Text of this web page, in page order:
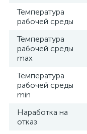
Температура
рабочей среды
Температура
рабочей среды
max
Температура
рабочей среды
min
Наработка на
отказ